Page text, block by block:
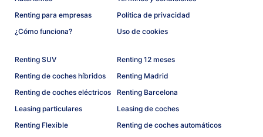
Renting para empresas
¿Cómo funciona?
Política de privacidad
Uso de cookies
Renting SUV
Renting de coches híbridos
Renting de coches eléctricos
Leasing particulares
Renting Flexible
Renting 12 meses
Renting Madrid
Renting Barcelona
Leasing de coches
Renting de coches automáticos